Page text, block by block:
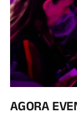
AGORA